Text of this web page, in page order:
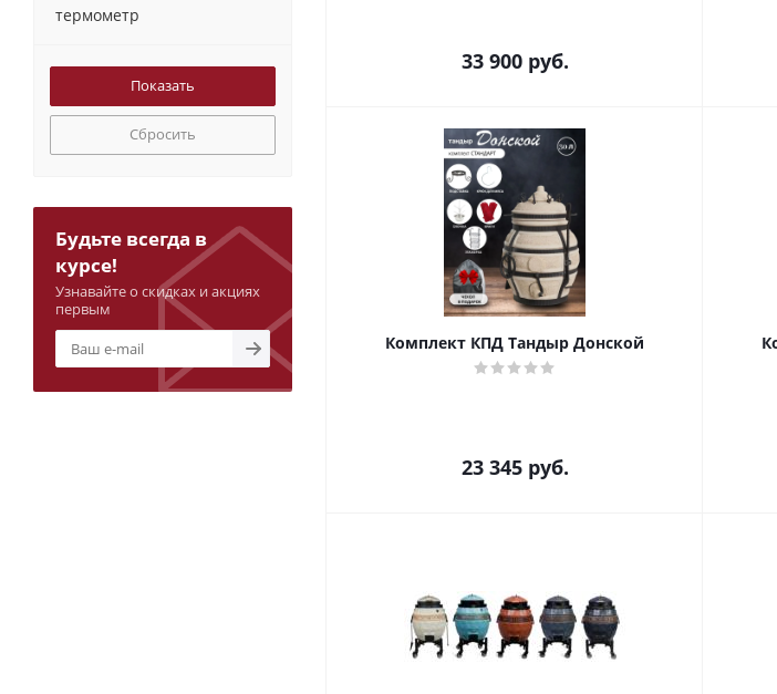
33 900руб.
Комплект КПД Тандыр Донской
23 345руб.
термометр
Сбросить
Будьте всегда в
курсе!
Узнавайте о скидках и акциях
первым